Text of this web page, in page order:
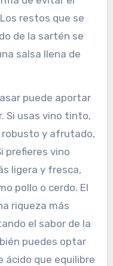
restos que se
de la sartén se
salsa llena de
puede aportar
Si usas vino tinto,
robusto y afrutado,
prefieres vino
ligera y fresca,
pollo o cerdo. El
riqueza más
el sabor de la
puedes optar
ácido que equilibre